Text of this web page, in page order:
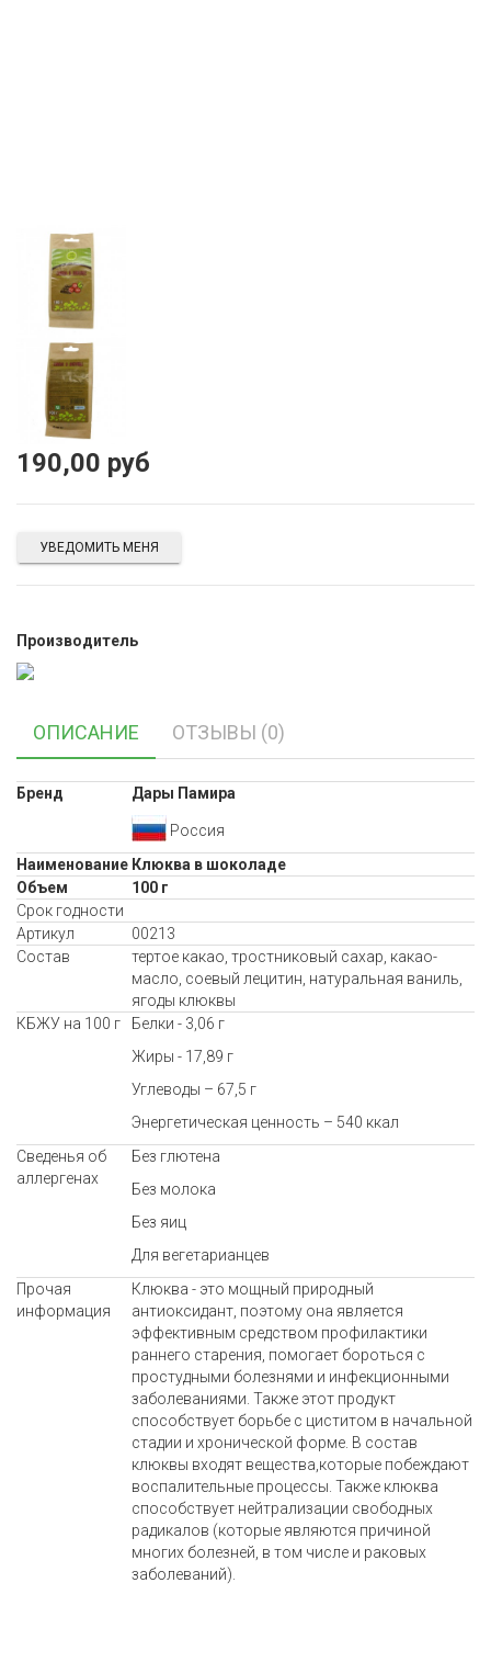
190,00 руб
УВЕДОМИТЬ МЕНЯ
Производитель
ОПИСАНИЕ ОТЗЫВЫ (0)
Бренд Дары Памира
Россия
Наименование Клюква в шоколаде
Объем
100 г
Срок годности
Артикул
00213
Состав
тертое какао, тростниковый сахар, какао-
масло, соевый лецитин, натуральная ваниль,
ягоды клюквы
КБЖУ на 100 г
Белки - 3,06 г
Жиры - 17,89 г
Углеводы – 67,5 г
Энергетическая ценность – 540 ккал
Сведенья об
аллергенах
Без глютена
Без молока
Без яиц
Для вегетарианцев
Прочая
информация
Клюква - это мощный природный
антиоксидант, поэтому она является
эффективным средством профилактики
раннего старения, помогает бороться с
простудными болезнями и инфекционными
заболеваниями. Также этот продукт
способствует борьбе с циститом в начальной
стадии и хронической форме. В состав
клюквы входят вещества,которые побеждают
воспалительные процессы. Также клюква
способствует нейтрализации свободных
радикалов (которые являются причиной
многих болезней, в том числе и раковых
заболеваний).